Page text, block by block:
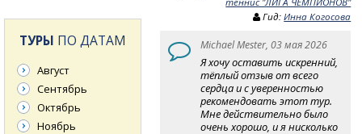
Гид:Инна Когосова
Michael Mester, 03 мая 2026
Я хочу оставить искренний,
тёплый отзыв от всего
сердца и с уверенностью
рекомендовать этот тур.
Мне действительно было
очень хорошо, и я нисколько
ТУРЫ ПО ДАТАМ
Август
Сентябрь
Октябрь
Ноябрь